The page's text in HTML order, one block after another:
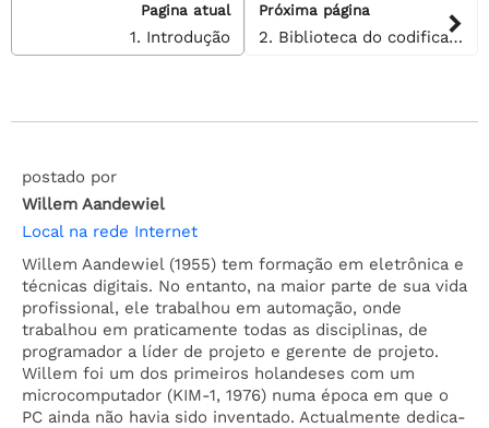
Pagina atual
1. Introdução
Próxima página
2. Biblioteca do codificador rotativo I2C
postado por
Willem Aandewiel
Local na rede Internet
Willem Aandewiel (1955) tem formação em eletrônica e
técnicas digitais. No entanto, na maior parte de sua vida
profissional, ele trabalhou em automação, onde
trabalhou em praticamente todas as disciplinas, de
programador a líder de projeto e gerente de projeto.
Willem foi um dos primeiros holandeses com um
microcomputador (KIM-1, 1976) numa época em que o
PC ainda não havia sido inventado. Actualmente dedica-